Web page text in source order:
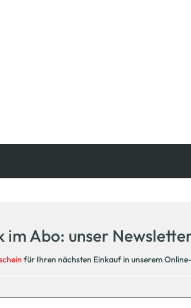
im Abo: unser
für Ihren nächsten Einkauf in unserem